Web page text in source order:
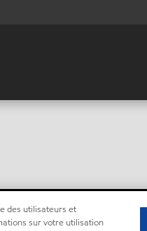
des utilisateurs et
sur votre utilisation